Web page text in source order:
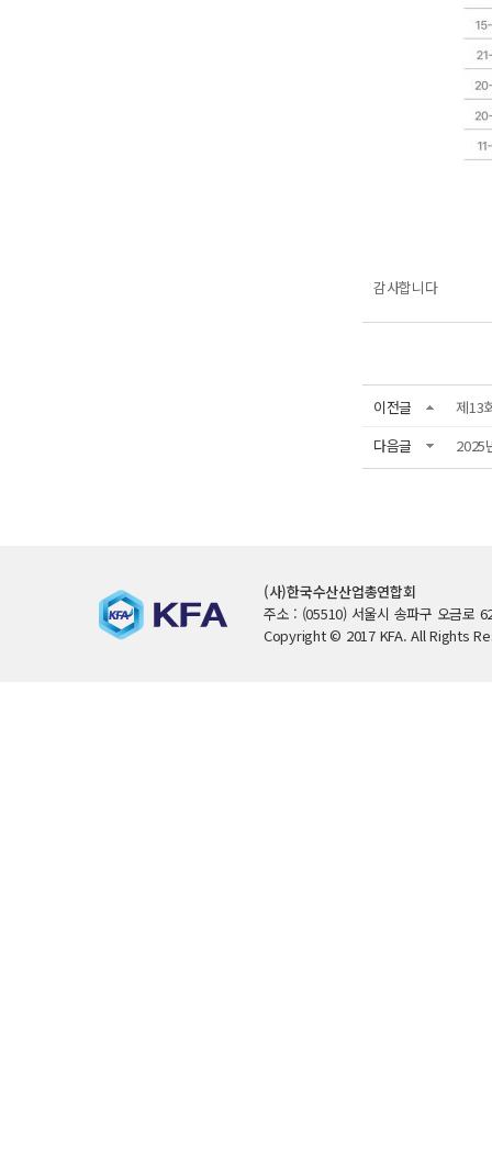
감사합니다
이전글
제13
다음글
2025
(사)한국수산산업총연합회
주소 : (05510) 서울시 송파구 오금
Copyright © 2017 KFA. All Rights